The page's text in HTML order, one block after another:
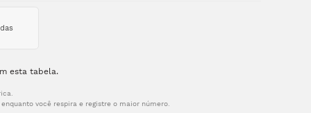
esta tabela.
você respira e registre o maior número.